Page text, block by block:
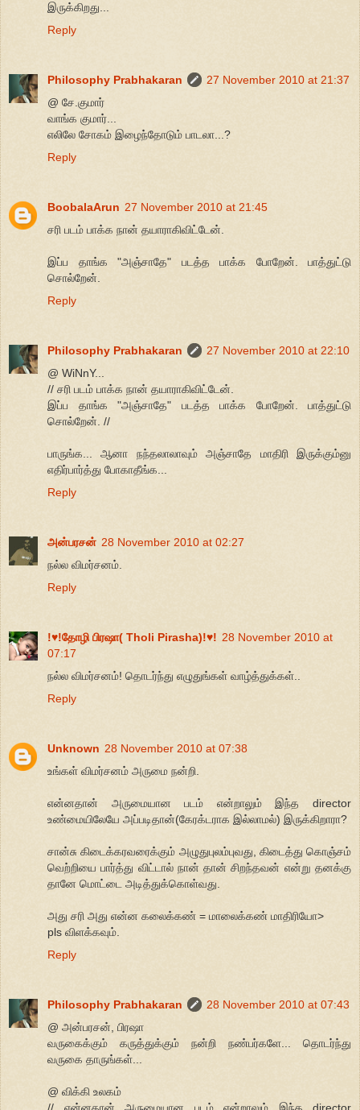
இருக்கிறது...
Reply
Philosophy Prabhakaran
27 November 2010 at 21:37
@ சே.குமார்
வாங்க குமார்...
எலிலே சோகம் இழைந்தோடும் பாடலா...?
Reply
BoobalaArun 27 November 2010 at 21:45
சரி படம் பாக்க நான் தயாராகிவிட்டேன்.
இப்ப தாங்க "அஞ்சாதே" படத்த பாக்க போறேன். பாத்துட்டு
சொல்றேன்.
Reply
Philosophy Prabhakaran
27 November 2010 at 22:10
@ WiNnY...
// சரி படம் பாக்க நான் தயாராகிவிட்டேன்.
இப்ப தாங்க "அஞ்சாதே" படத்த பாக்க போறேன். பாத்துட்டு
சொல்றேன். //
பாருங்க... ஆனா நந்தலாலாவும் அஞ்சாதே மாதிரி இருக்கும்னு
எதிர்பார்த்து போகாதீங்க...
Reply
அன்பரசன் 28 November 2010 at 02:27
நல்ல விமர்சனம்.
Reply
!♥!தோழி பிரஷா( Tholi Pirasha)!♥! 28 November 2010 at
07:17
நல்ல விமர்சனம்! தொடர்ந்து எழுதுங்கள் வாழ்த்துக்கள்..
Reply
Unknown 28 November 2010 at 07:38
உங்கள் விமர்சனம் அருமை நன்றி.
என்னதான் அருமையான படம் என்றாலும் இந்த director
உண்மையிலேயே அப்படிதான்(கேரக்டராக இல்லாமல்) இருக்கிறாரா?
சான்சு கிடைக்கரவரைக்கும் அழுதுபுலம்புவது, கிடைத்து கொஞ்சம்
வெற்றியை பார்த்து விட்டால் நான் தான் சிறந்தவன் என்று தனக்கு
தானே மொட்டை அடித்துக்கொள்வது.
அது சரி அது என்ன கலைக்கண் = மாலைக்கண் மாதிரியோ>
pls விளக்கவும்.
Reply
Philosophy Prabhakaran
28 November 2010 at 07:43
@ அன்பரசன், பிரஷா
வருகைக்கும் கருத்துக்கும் நன்றி நண்பர்களே... தொடர்ந்து
வருகை தாருங்கள்...
@ விக்கி உலகம்